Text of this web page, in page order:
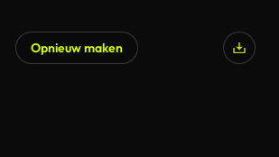
Opnieuw maken